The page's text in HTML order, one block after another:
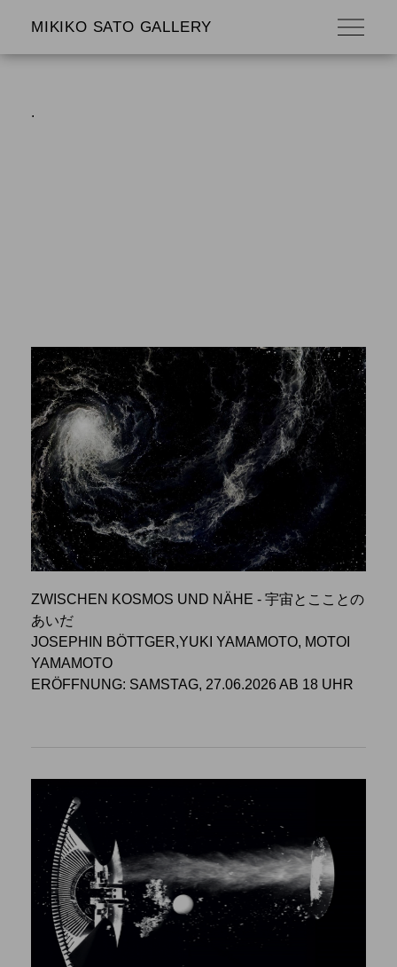
MIKIKO SATO GALLERY
.
ZWISCHEN KOSMOS UND NÄHE - 宇宙とこことの
あいだ
JOSEPHIN BÖTTGER,YUKI YAMAMOTO, MOTOI
YAMAMOTO
ERÖFFNUNG: SAMSTAG, 27.06.2026 AB 18 UHR